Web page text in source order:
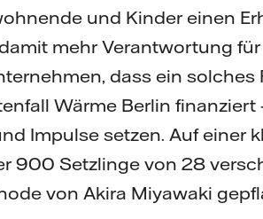
und Kinder einen
mehr Verantwortung
dass ein solches
Wärme Berlin
Impulse setzen. Auf einer
900 Setzlinge von 28
von Akira Miyawaki